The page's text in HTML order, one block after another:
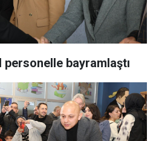
personelle bayramlaştı